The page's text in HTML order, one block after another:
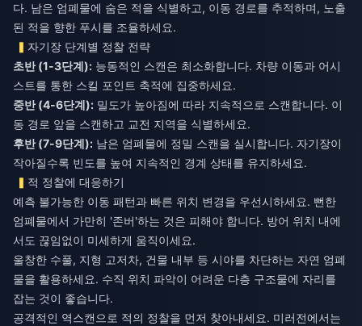
다. 남은 엄폐물에 숨은 적을 식별하고, 이동 경로를 추적하며, 노출
된 적을 향한 푸시를 조율하세요.
자기장 단계별 정찰 전략
초반 (1-3단계): 능동적인 스캔은 최소화합니다. 차량 이동과 어시
중반 (4-6단계): 밀도가 높아짐에 따라 지속적으로 스캔합니다. 이
후반 (7-9단계): 남은 엄폐물에 정밀 스캔을 실시합니다. 자기장이
작아질수록 빈도를 높여 지속적인 경계 상태를 유지하세요.
적 정찰에 대응하기
예측 불가능한 이동 패턴과 빠른 위치 변경을 우선시하세요. 뻔한
엄폐물에서 가만히 '존버'하는 것은 피해야 합니다. 방어 위치 내에
서도 끊임없이 미세하게 움직이세요.
울창한 수풀, 지형 고저차, 건물 내부 등 시야를 차단하는 자연 엄폐
물을 활용하세요. 수직 위치 파악이 어려운 다층 구조물에 자리를
잡는 것이 좋습니다.
공격적인 역스캔으로 적의 정찰을 먼저 찾아내세요. 미러전에서는